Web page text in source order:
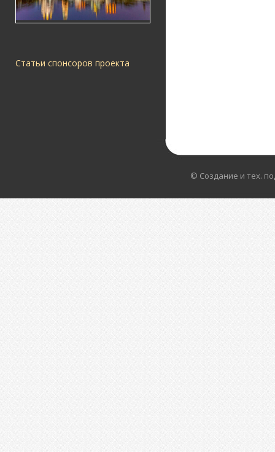
Статьи спонсоров проекта
© Создание и тех.